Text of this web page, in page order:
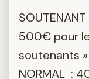
500€ pour
soutenants »
NORMAL :